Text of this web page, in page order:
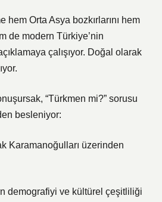
hem Orta Asya bozkırlarını hem
de modern Türkiye’nin
çalışıyor. Doğal olarak
“Türkmen mi?” sorusu
besleniyor:
Karamanoğulları üzerinden
demografiyi ve kültürel çeşitliliği